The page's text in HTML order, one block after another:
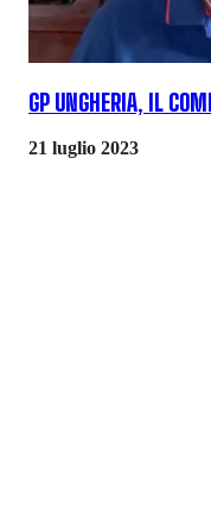
GP UNGHERIA, IL
21 luglio 2023